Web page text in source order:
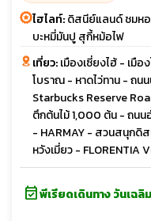
ไฮไลท์:ดิสนีย์แลนด์ ชมหอ
บะหมี่มันปู สุกี้หม้อไฟ
เที่ยว:เมืองเซี่ยงไฮ้ - เมื
โบราณ - หาดไว่ทาน - ถน
Starbucks Reserve
ตึกต้นไม้ 1,000 ต้น - ถน
- HARMAY - สวนสนุกดิ
หวังเมี่ยว - FLORENTIA
event_availableพีเรียดเดินทาง วันเฉลิ